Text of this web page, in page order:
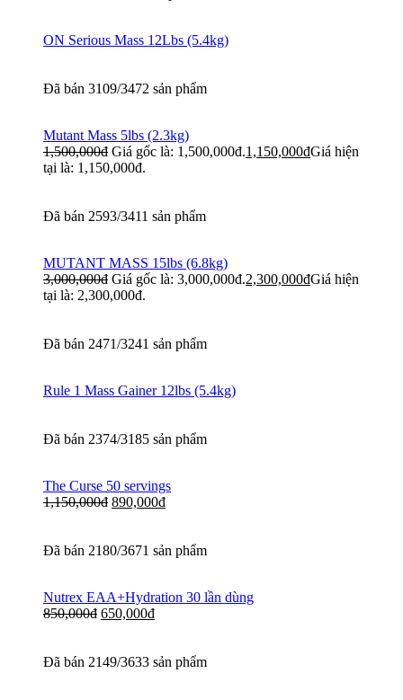
ON Serious Mass 12Lbs (5.4kg)
Đã bán 3109/3472 sản phẩm
Mutant Mass 5lbs (2.3kg)
1,500,000đ Giá gốc là: 1,500,000đ.1,150,000đGiá hiện
tại là: 1,150,000đ.
Đã bán 2593/3411 sản phẩm
MUTANT MASS 15lbs (6.8kg)
3,000,000đ Giá gốc là: 3,000,000đ.2,300,000đGiá hiện
tại là: 2,300,000đ.
Đã bán 2471/3241 sản phẩm
Rule 1 Mass Gainer 12lbs (5.4kg)
Đã bán 2374/3185 sản phẩm
The Curse 50 servings
1,150,000đ 890,000đ
Đã bán 2180/3671 sản phẩm
Nutrex EAA+Hydration 30 lần dùng
850,000đ 650,000đ
Đã bán 2149/3633 sản phẩm